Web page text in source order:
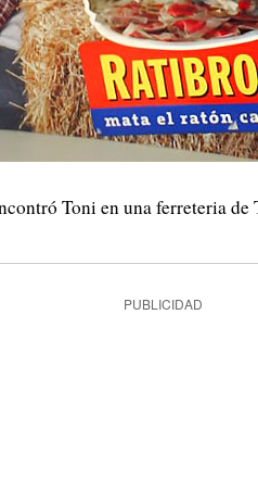
Toni en una ferreteria de
PUBLICIDAD